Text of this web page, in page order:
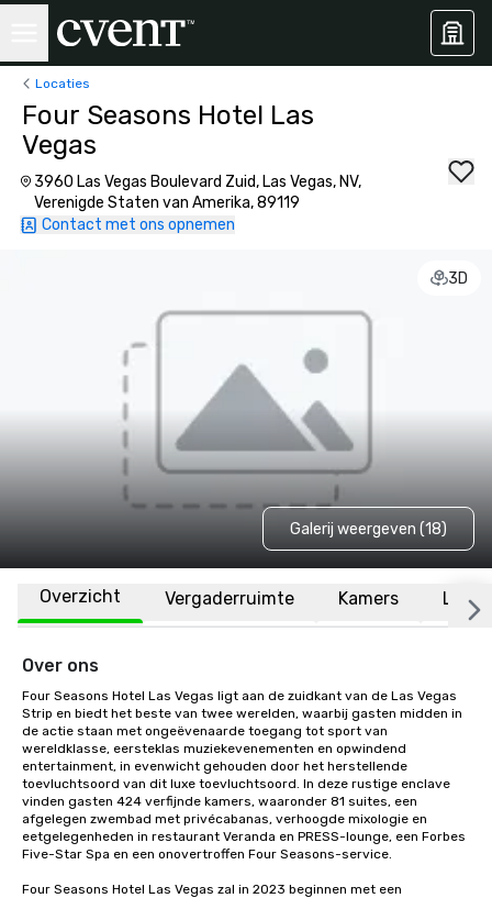
Locaties
Four Seasons Hotel Las
Vegas
3960 Las Vegas Boulevard Zuid, Las Vegas, NV,
Verenigde Staten van Amerika, 89119
Contact met ons opnemen
3D
Galerij weergeven (18)
Overzicht Vergaderruimte Kamers
Over ons
Four Seasons Hotel Las Vegas ligt aan de zuidkant van de Las Vegas
Strip en biedt het beste van twee werelden, waarbij gasten midden in
de actie staan met ongeëvenaarde toegang tot sport van
wereldklasse, eersteklas muziekevenementen en opwindend
entertainment, in evenwicht gehouden door het herstellende
toevluchtsoord van dit luxe toevluchtsoord. In deze rustige enclave
vinden gasten 424 verfijnde kamers, waaronder 81 suites, een
afgelegen zwembad met privécabanas, verhoogde mixologie en
eetgelegenheden in restaurant Veranda en PRESS-lounge, een Forbes
Five-Star Spa en een onovertroffen Four Seasons-service.
Four Seasons Hotel Las Vegas zal in 2023 beginnen met een